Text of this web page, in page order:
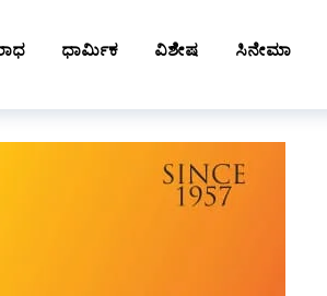
ಧಾರ್ಮಿಕ ವಿಶೇಷ ಸಿನೇಮಾ